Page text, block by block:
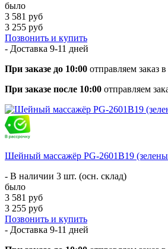
было
3 581 руб
3 255 руб
Позвонить и купить
- Доставка 9-11 дней
При заказе до 10:00 отправляем заказ
При заказе после 10:00 отправляем
Шейный массажёр PG-2601B19
- В наличии 3 шт. (осн. склад)
было
3 581 руб
3 255 руб
Позвонить и купить
- Доставка 9-11 дней